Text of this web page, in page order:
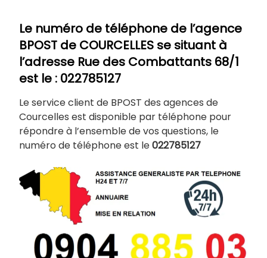
Le numéro de téléphone de l’agence
BPOST de COURCELLES se situant à
l’adresse Rue des Combattants 68/1
est le : 022785127
Le service client de BPOST des agences de
Courcelles est disponible par téléphone pour
répondre à l’ensemble de vos questions, le
numéro de téléphone est le022785127